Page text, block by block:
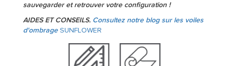
sauvegarder et retrouver votre configuration !
AIDES ET CONSEILS. Consultez notre blog sur les voiles
d'ombrageSUNFLOWER